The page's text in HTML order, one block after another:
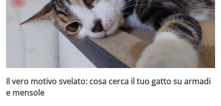
Il vero motivo svelato: cosa cerca il tuo gatto su armadi
e mensole